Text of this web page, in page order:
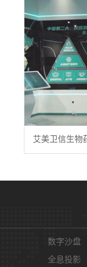
艾美卫信生物
数字沙盘
全息投影